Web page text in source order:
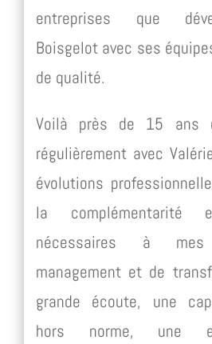
entreprises que
Boisgelot avec ses
de qualité.
Voilà près de 15 ans
régulièrement avec
évolutions
la
nécessaires à
management et de
grande écoute, une
hors norme, une